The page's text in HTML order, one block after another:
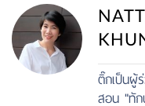
ติ๊กเป็นผู้
สอน "ทัก